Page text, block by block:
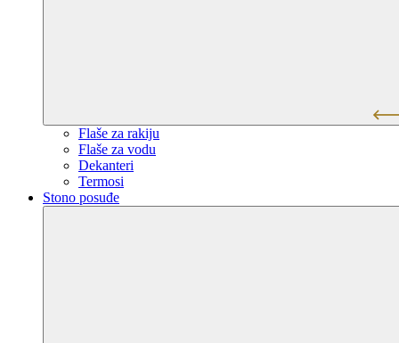
Flaše za rakiju
Flaše za vodu
Dekanteri
Termosi
Stono posuđe